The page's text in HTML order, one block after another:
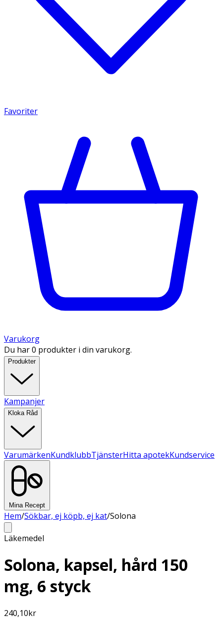
Favoriter
Varukorg
Du har 0 produkter i din varukorg.
Produkter
Kampanjer
Kloka Råd
VarumärkenKundklubbTjänsterHitta apotekKundservice
Mina Recept
Hem/Sökbar, ej köpb, ej kat/Solona
Läkemedel
Solona, kapsel, hård 150
mg, 6 styck
240,10kr